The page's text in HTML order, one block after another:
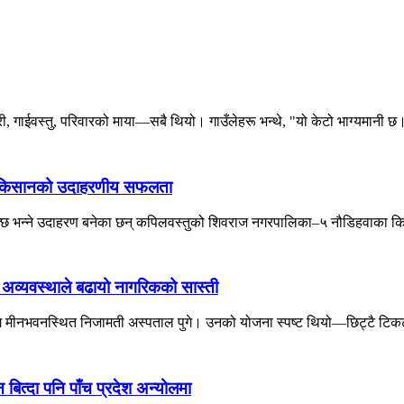
गाईवस्तु, परिवारको माया—सबै थियो। गाउँलेहरू भन्थे, "यो केटो भाग्यमानी
उदाहरणीय सफलता
उदाहरण बनेका छन् कपिलवस्तुको शिवराज नगरपालिका–५ नौडिहवाका
बढायो नागरिकको सास्ती
मीनभवनस्थित निजामती अस्पताल पुगे। उनको योजना स्पष्ट थियो—छिट्टै
पनि पाँच प्रदेश अन्योलमा